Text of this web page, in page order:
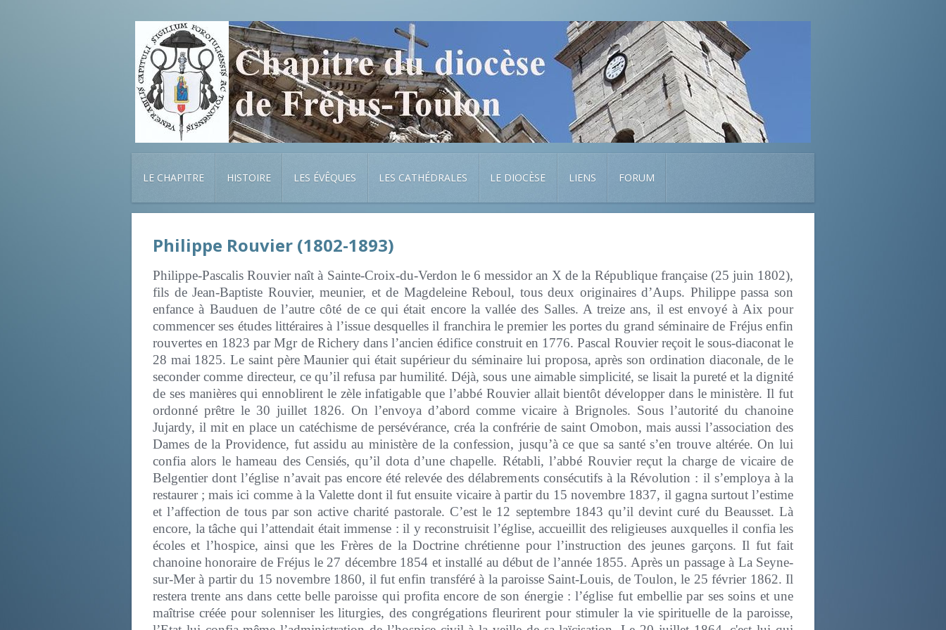
LE CHAPITRE HISTOIRE LES ÉVÊQUES LES CATHÉDRALES LE DIOCÈSE LIENS FORUM
Philippe Rouvier (1802-1893)
Philippe-Pascalis Rouvier naît à Sainte-Croix-du-Verdon le 6 messidor an X de la République française (25 juin 1802),
fils de Jean-Baptiste Rouvier, meunier, et de Magdeleine Reboul, tous deux originaires d’Aups. Philippe passa son
enfance à Bauduen de l’autre côté de ce qui était encore la vallée des Salles. A treize ans, il est envoyé à Aix pour
commencer ses études littéraires à l’issue desquelles il franchira le premier les portes du grand séminaire de Fréjus enfin
rouvertes en 1823 par Mgr de Richery dans l’ancien édifice construit en 1776. Pascal Rouvier reçoit le sous-diaconat le
28 mai 1825. Le saint père Maunier qui était supérieur du séminaire lui proposa, après son ordination diaconale, de le
seconder comme directeur, ce qu’il refusa par humilité. Déjà, sous une aimable simplicité, se lisait la pureté et la dignité
de ses manières qui ennoblirent le zèle infatigable que l’abbé Rouvier allait bientôt développer dans le ministère. Il fut
ordonné prêtre le 30 juillet 1826. On l’envoya d’abord comme vicaire à Brignoles. Sous l’autorité du chanoine
Jujardy, il mit en place un catéchisme de persévérance, créa la confrérie de saint Omobon, mais aussi l’association des
Dames de la Providence, fut assidu au ministère de la confession, jusqu’à ce que sa santé s’en trouve altérée. On lui
confia alors le hameau des Censiés, qu’il dota d’une chapelle. Rétabli, l’abbé Rouvier reçut la charge de vicaire de
Belgentier dont l’église n’avait pas encore été relevée des délabrements consécutifs à la Révolution : il s’employa à la
restaurer ; mais ici comme à la Valette dont il fut ensuite vicaire à partir du 15 novembre 1837, il gagna surtout l’estime
et l’affection de tous par son active charité pastorale. C’est le 12 septembre 1843 qu’il devint curé du Beausset. Là
encore, la tâche qui l’attendait était immense : il y reconstruisit l’église, accueillit des religieuses auxquelles il confia les
écoles et l’hospice, ainsi que les Frères de la Doctrine chrétienne pour l’instruction des jeunes garçons. Il fut fait
chanoine honoraire de Fréjus le 27 décembre 1854 et installé au début de l’année 1855. Après un passage à La Seyne-
sur-Mer à partir du 15 novembre 1860, il fut enfin transféré à la paroisse Saint-Louis, de Toulon, le 25 février 1862. Il
restera trente ans dans cette belle paroisse qui profita encore de son énergie : l’église fut embellie par ses soins et une
maîtrise créée pour solenniser les liturgies, des congrégations fleurirent pour stimuler la vie spirituelle de la paroisse,